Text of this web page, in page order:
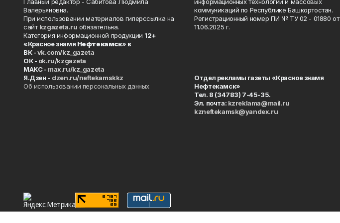
Валерьяновна.
При использовании материалов гиперссылка на
сайтkzgazeta.ru обязательна.
Категория информационной продукции 12+
«Красное знамя Нефтекамск» в
ВК -vk.com/kz_gazeta
ОК - ok.ru/kzgazeta
MAKC - max.ru/kz_gazeta
Я.Дзен - dzen.ru/neftekamskkz
Об использовании персональных данных
коммуникаций по Республике Башкортостан.
Регистрационный номер ПИ № ТУ 02 - 01880 от
11.06.2025 г.
Отдел рекламы газеты «Красное знамя
Нефтекамск»
Тел. 8 (34783) 7-45-35.
Эл. почта: kzreklama@mail.ru
kzneftekamsk@yandex.ru